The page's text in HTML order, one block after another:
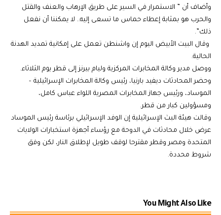
وأضاف أن ” الاستمرار في السير على طريق الإرهاب والعنف والقتل
والحرب هو بمثابة إعطاء حماس ما تسعى إليه.. لا يمكننا أن نفعل
ذلك”.
وقال البيت الأبيض اليوم إن واشنطن تعمل على إمكانية تمديد الهدنة
الحالية.
ووصل مدير وكالة المخابرات المركزية وليام بيرنزإلى قطر يوم الثلاثاء.
وحضر المحادثات ديفيد بارنيا، رئيس وكالة المخابرات الإسرائيلية –
الموساد، ورئيس جهاز المخابرات المصرية اللواء عباس كامل،
ومسؤولين كبار من قطر.
وقالت هيئة البث الإسرائيلية إن الوفد الإسرائيلي برئاسة رئيس الموساد
عرض خلال محادثات في الدوحة مع رؤساء أجهزة استخبارات الولايات
المتحدة ومصر وقطر مقترحا لوقف طويل لإطلاق النار، لكن وفق
شروط محددة.
You Might Also Like